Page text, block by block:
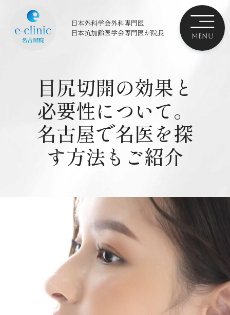
日本外科学会外科専門医
日本抗加齢医学会専門医が院長
目尻切開の効果と
必要性について。
名古屋で名医を探
す方法もご紹介